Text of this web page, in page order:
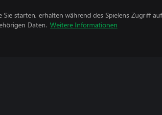
Sie starten, erhalten während des Spielens Zugriff
Daten. Weitere Informationen